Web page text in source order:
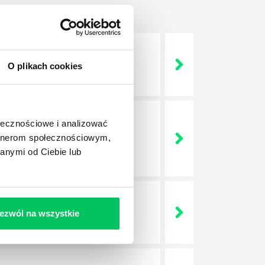
O plikach cookies
i analizować
społecznościowym,
od Ciebie lub
na wszystkie
Od kiedy ich
jest w niej także dokładnie
wygląda? Czy z
Kogo w zasadzie